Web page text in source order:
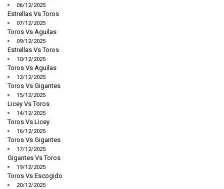
06/12/2025
Estrellas Vs Toros
07/12/2025
Toros Vs Aguilas
09/12/2025
Estrellas Vs Toros
10/12/2025
Toros Vs Aguilas
12/12/2025
Toros Vs Gigantes
15/12/2025
Licey Vs Toros
14/12/2025
Toros Vs Licey
16/12/2025
Toros Vs Gigantes
17/12/2025
Gigantes Vs Toros
19/12/2025
Toros Vs Escogido
20/12/2025